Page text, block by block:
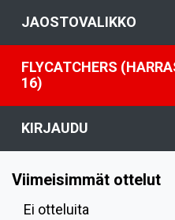
JAOSTOVALIKKO
FLYCATCHERS
16)
KIRJAUDU
Viimeisimmät ottelut
Ei otteluita